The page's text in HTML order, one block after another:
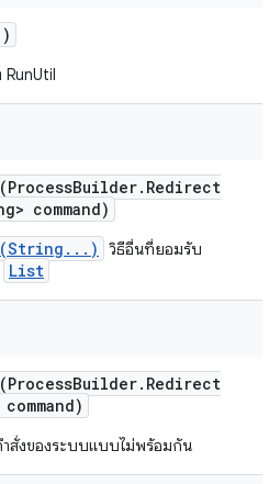
RunUtil
(ProcessBuilder. Redirect
command)
วิธีอื่นที่ยอมรับ
List
(ProcessBuilder. Redirect
command)
ำสั่งของระบบแบบไม่พร้อมกัน